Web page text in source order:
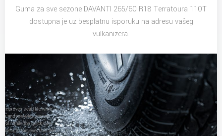
Guma za sve sezone DAVANTI 265/60 R18 Terratoura 110T
dostupna je uz besplatnu isporuku na adresu vašeg
vulkanizera.